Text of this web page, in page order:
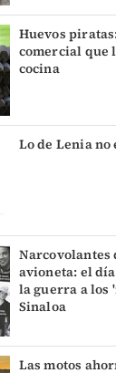
Huevos
comercial que
cocina
Lo de Lenia no
Narcovolantes
avioneta: el
la guerra a los
Sinaloa
Las motos